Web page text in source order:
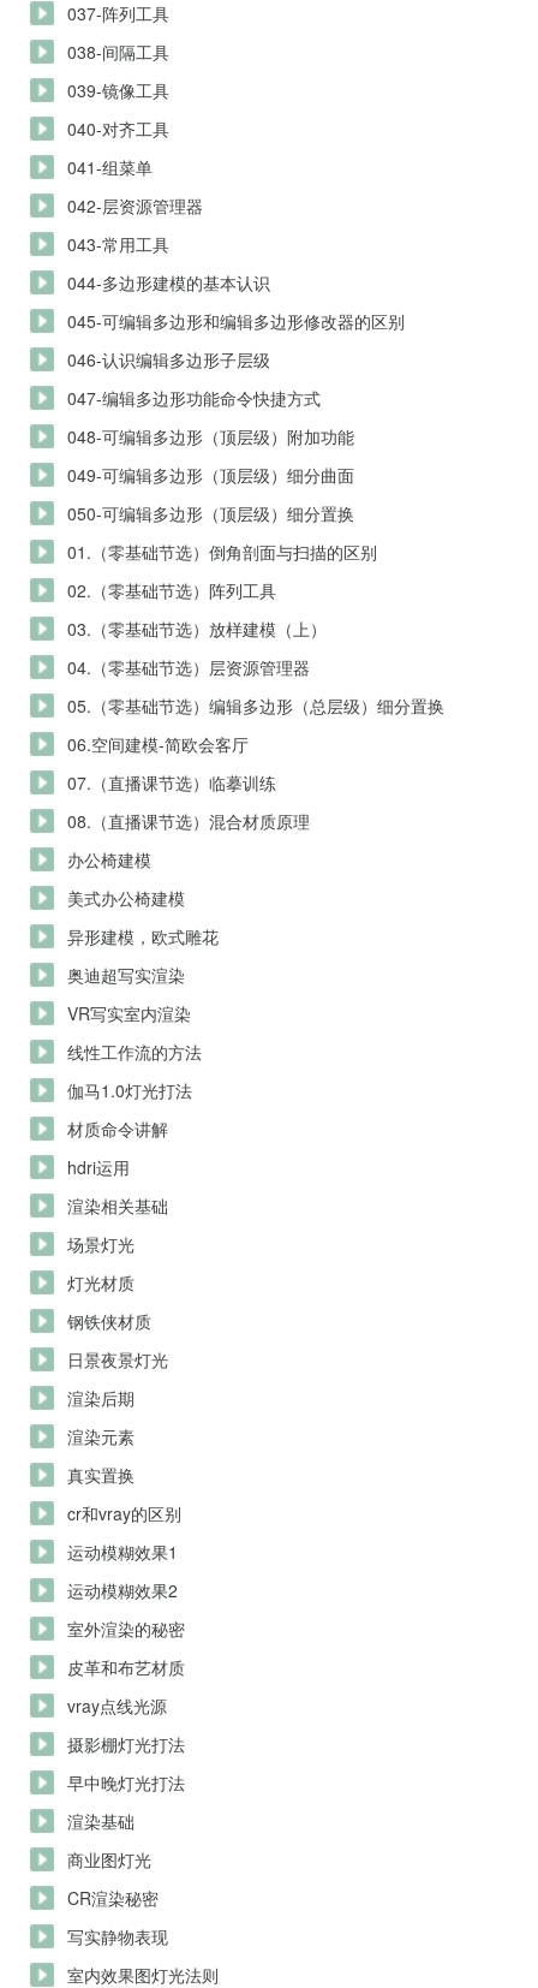
037-阵列工具
038-间隔工具
039-镜像工具
040-对齐工具
041-组菜单
042-层资源管理器
043-常用工具
044-多边形建模的基本认识
045-可编辑多边形和编辑多边形修改器的区别
046-认识编辑多边形子层级
047-编辑多边形功能命令快捷方式
048-可编辑多边形（顶层级）附加功能
049-可编辑多边形（顶层级）细分曲面
050-可编辑多边形（顶层级）细分置换
01.（零基础节选）倒角剖面与扫描的区别
02.（零基础节选）阵列工具
03.（零基础节选）放样建模（上）
04.（零基础节选）层资源管理器
05.（零基础节选）编辑多边形（总层级）细分置换
06.空间建模-简欧会客厅
07.（直播课节选）临摹训练
08.（直播课节选）混合材质原理
办公椅建模
美式办公椅建模
异形建模，欧式雕花
奥迪超写实渲染
VR写实室内渲染
线性工作流的方法
伽马1.0灯光打法
材质命令讲解
hdri运用
渲染相关基础
场景灯光
灯光材质
钢铁侠材质
日景夜景灯光
渲染后期
渲染元素
真实置换
cr和vray的区别
运动模糊效果1
运动模糊效果2
室外渲染的秘密
皮革和布艺材质
vray点线光源
摄影棚灯光打法
早中晚灯光打法
渲染基础
商业图灯光
CR渲染秘密
写实静物表现
室内效果图灯光法则